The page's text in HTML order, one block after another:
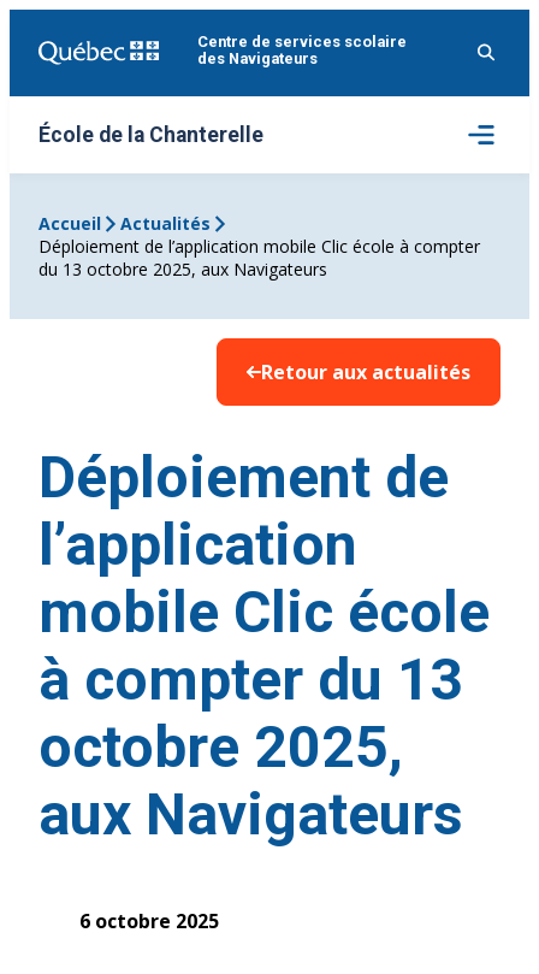
Centre de services scolaire
des Navigateurs
École de la Chanterelle
Ouvrir
le
menu
Accueil
Actualités
Déploiement de l’application mobile Clic école à compter
du 13 octobre 2025, aux Navigateurs
Retour aux actualités
Déploiement de
l’application
mobile Clic école
à compter du 13
octobre 2025,
aux Navigateurs
6 octobre 2025